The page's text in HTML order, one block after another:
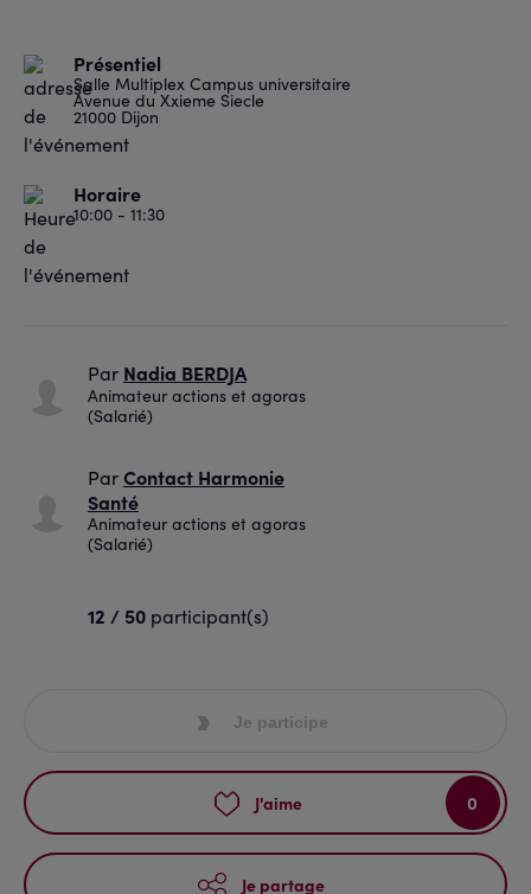
Présentiel
Salle Multiplex Campus universitaire
Avenue du Xxieme Siecle
21000 Dijon
Horaire
10:00 - 11:30
Par Nadia BERDJA
Animateur actions et agoras
(Salarié)
ParContact Harmonie
Santé
Animateur actions et agoras
(Salarié)
12 / 50 participant(s)
Je participe
J'aime 0
Je partage